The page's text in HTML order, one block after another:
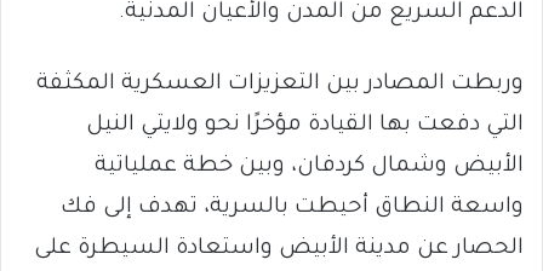
الدعم السريع من المدن والأعيان المدنية.
وربطت المصادر بين التعزيزات العسكرية المكثفة
التي دفعت بها القيادة مؤخرًا نحو ولايتي النيل
الأبيض وشمال كردفان، وبين خطة عملياتية
واسعة النطاق أحيطت بالسرية، تهدف إلى فك
الحصار عن مدينة الأبيض واستعادة السيطرة على